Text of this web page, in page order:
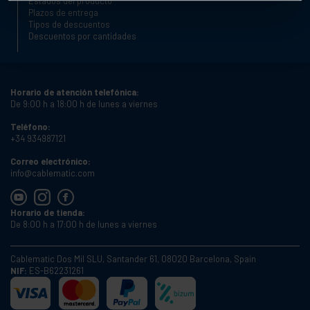
Plazos de entrega
Tipos de descuentos
Descuentos por cantidades
Horario de atención telefónica:
De 9:00 h a 18:00 h de lunes a viernes
Teléfono:
+34 934987121
Correo electrónico:
info@cablematic.com
Horario de tienda:
De 8:00 h a 17:00 h de lunes a viernes
Cablematic Dos Mil SLU, Santander 61, 08020 Barcelona, Spain
NIF: ES-B62231261